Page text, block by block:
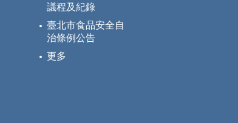
議程及紀錄
臺北市食品安全自
治條例公告
更多